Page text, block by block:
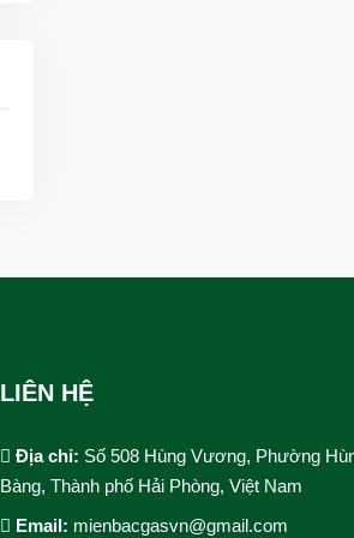
LIÊN HỆ
Địa chỉ: Số 508 Hùng Vương, Phường
Bàng, Thành phố Hải Phòng, Việt Nam
Email: mienbacgasvn@gmail.com